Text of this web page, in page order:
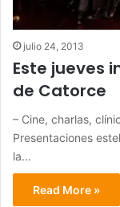
julio 24, 2013
Este jueves
de Catorce
– Cine, charlas,
Presentaciones
la…
Read More »